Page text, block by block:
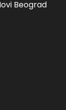
Beograd